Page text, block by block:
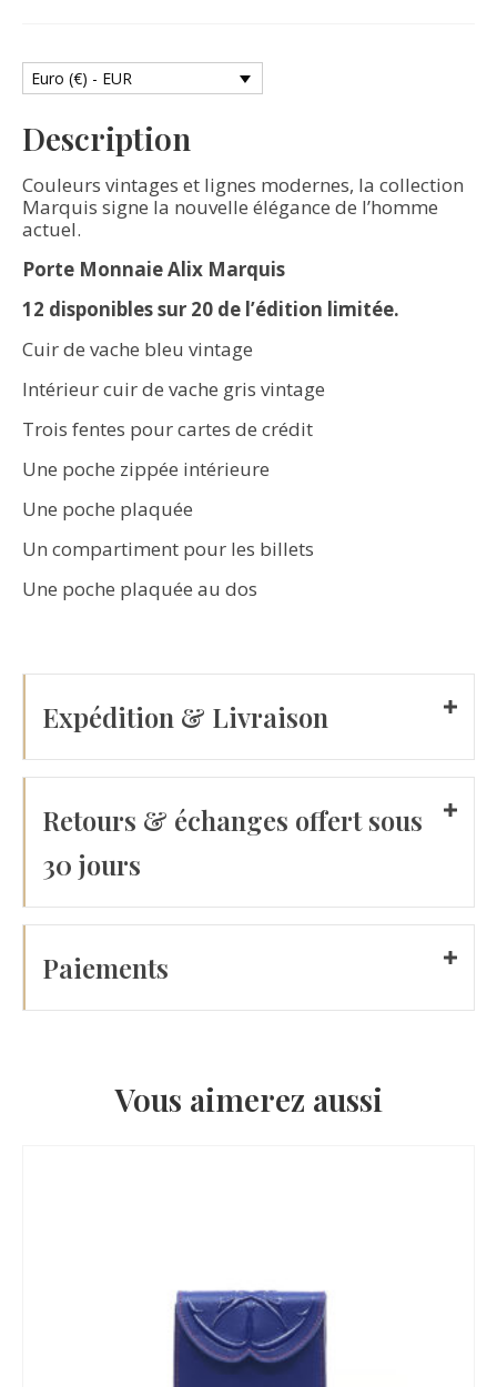
Euro (€) - EUR
Description
Couleurs vintages et lignes modernes, la collection
Marquis signe la nouvelle élégance de l’homme
actuel.
Porte Monnaie Alix Marquis
12 disponibles sur 20 de l’édition limitée.
Cuir de vache bleu vintage
Intérieur cuir de vache gris vintage
Trois fentes pour cartes de crédit
Une poche zippée intérieure
Une poche plaquée
Un compartiment pour les billets
Une poche plaquée au dos
Expédition & Livraison
Retours & échanges offert sous
30 jours
Paiements
Vous aimerez aussi